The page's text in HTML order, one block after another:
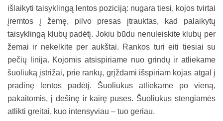
išlaikyti taisyklingą lentos poziciją: nugara tiesi, kojos tvirtai
įremtos į žemę, pilvo presas įtrauktas, kad palaikytų
taisyklingą klubų padėtį. Jokiu būdu nenuleiskite klubų per
žemai ir nekelkite per aukštai. Rankos turi eiti tiesiai su
pečių linija. Kojomis atsispiriame nuo grindų ir atliekame
šuoliuką įstrižai, prie rankų, grįždami išspiriam kojas atgal į
pradinę lentos padėtį. Šuoliukus atliekame po vieną,
pakaitomis, į dešinę ir kairę puses. Šuoliukus stengiamės
atlikti greitai, kuo intensyviau – tuo geriau.